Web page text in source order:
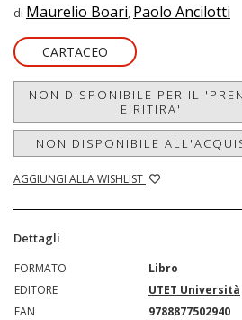
di Maurelio Boari, Paolo Ancilotti
CARTACEO
NON DISPONIBILE PER IL
E RITIRA'
NON DISPONIBILE
AGGIUNGI ALLA WISHLIST
Dettagli
FORMATO
Libro
EDITORE
UTET Università
EAN
9788877502940